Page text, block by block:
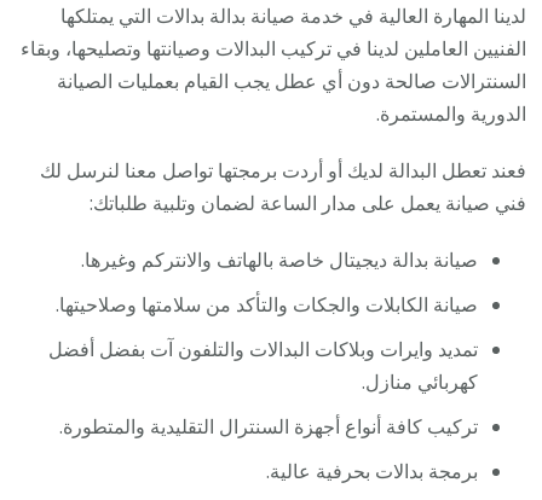
لدينا المهارة العالية في خدمة صيانة بدالة بدالات التي يمتلكها
الفنيين العاملين لدينا في تركيب البدالات وصيانتها وتصليحها، وبقاء
السنترالات صالحة دون أي عطل يجب القيام بعمليات الصيانة
الدورية والمستمرة.
فعند تعطل البدالة لديك أو أردت برمجتها تواصل معنا لنرسل لك
فني صيانة يعمل على مدار الساعة لضمان وتلبية طلباتك:
صيانة بدالة ديجيتال خاصة بالهاتف والانتركم وغيرها.
صيانة الكابلات والجكات والتأكد من سلامتها وصلاحيتها.
تمديد وايرات وبلاكات البدالات والتلفون آت بفضل أفضل
كهربائي منازل.
تركيب كافة أنواع أجهزة السنترال التقليدية والمتطورة.
برمجة بدالات بحرفية عالية.